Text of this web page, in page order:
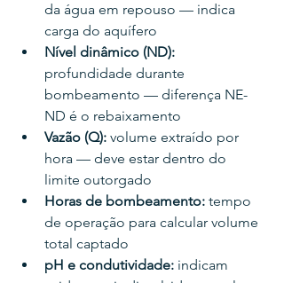
da água em repouso — indica
carga do aquífero
Nível dinâmico (ND):
profundidade durante
bombeamento — diferença NE-
ND é o rebaixamento
Vazão (Q): volume extraído por
hora — deve estar dentro do
limite outorgado
Horas de bombeamento: tempo
de operação para calcular volume
total captado
pH e condutividade: indicam